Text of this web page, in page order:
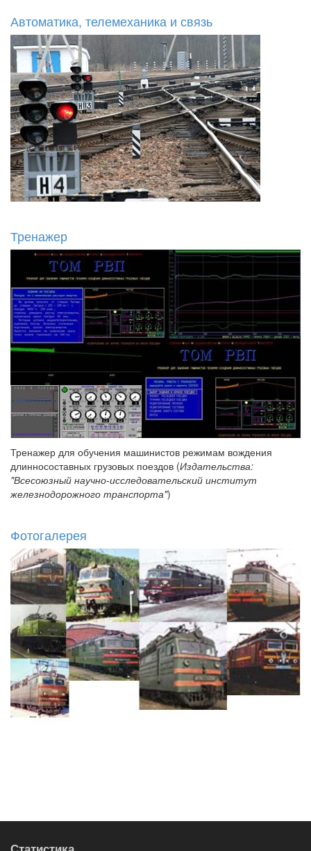
Автоматика, телемеханика и связь
Тренажер
Тренажер для обучения машинистов режимам вождения
длинносоставных грузовых поездов (Издательства:
"Всесоюзный научно-исследовательский институт
железнодорожного транспорта")
Фотогалерея